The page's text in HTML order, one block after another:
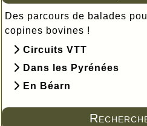
Des parcours de balades
copines bovines !
Circuits VTT
Dans les Pyrénées
En Béarn